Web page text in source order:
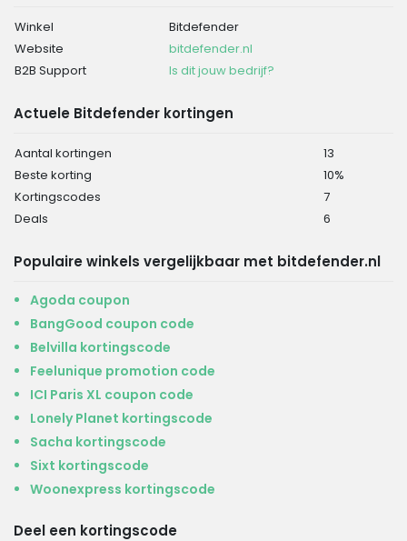
Winkel
Bitdefender
Website
bitdefender.nl
B2B Support
Is dit jouw bedrijf?
Actuele Bitdefender kortingen
Aantal kortingen
13
Beste korting
10%
Kortingscodes
7
Deals
6
Populaire winkels vergelijkbaar met bitdefender.nl
Agoda coupon
BangGood coupon code
Belvilla kortingscode
Feelunique promotion code
ICI Paris XL coupon code
Lonely Planet kortingscode
Sacha kortingscode
Sixt kortingscode
Woonexpress kortingscode
Deel een kortingscode